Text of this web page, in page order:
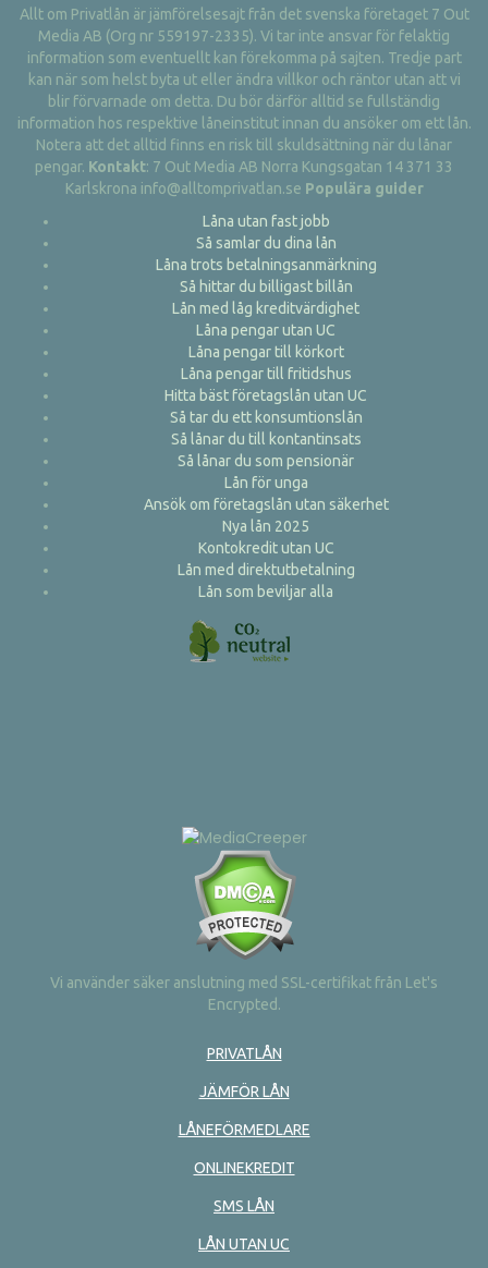
Allt om Privatlån är jämförelsesajt från det svenska företaget 7 Out
Media AB (Org nr 559197-2335). Vi tar inte ansvar för felaktig
information som eventuellt kan förekomma på sajten. Tredje part
kan när som helst byta ut eller ändra villkor och räntor utan att vi
blir förvarnade om detta. Du bör därför alltid se fullständig
information hos respektive låneinstitut innan du ansöker om ett lån.
Notera att det alltid finns en risk till skuldsättning när du lånar
pengar. Kontakt: 7 Out Media AB Norra Kungsgatan 14 371 33
Karlskrona info@alltomprivatlan.se Populära guider
Låna utan fast jobb
Så samlar du dina lån
Låna trots betalningsanmärkning
Så hittar du billigast billån
Lån med låg kreditvärdighet
Låna pengar utan UC
Låna pengar till körkort
Låna pengar till fritidshus
Hitta bäst företagslån utan UC
Så tar du ett konsumtionslån
Så lånar du till kontantinsats
Så lånar du som pensionär
Lån för unga
Ansök om företagslån utan säkerhet
Nya lån 2025
Kontokredit utan UC
Lån med direktutbetalning
Lån som beviljar alla
Vi använder säker anslutning med SSL-certifikat från Let's
Encrypted.
PRIVATLÅN
JÄMFÖR LÅN
LÅNEFÖRMEDLARE
ONLINEKREDIT
SMS LÅN
LÅN UTAN UC